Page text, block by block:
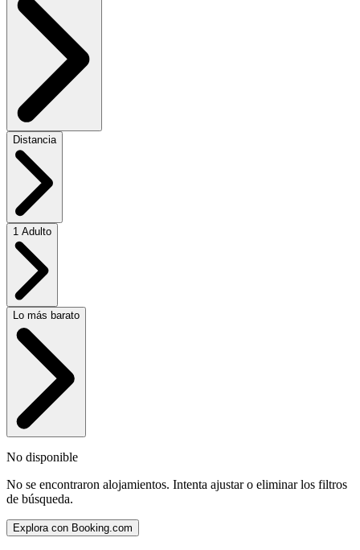
Distancia
1 Adulto
Lo más barato
No disponible
No se encontraron alojamientos. Intenta ajustar o eliminar los filtros
de búsqueda.
Explora con Booking.com